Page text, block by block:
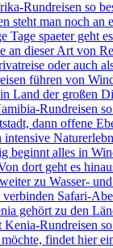
Rundreisen so
steht man noch
Tage spaeter geht
an dieser Art von
oder auch
führen von
Land der großen
Rundreisen
dann offene
intensive
beginnt alles in
dort geht es
zu Wasser-
Safari-
gehört zu den
Kenia-Rundreisen
findet hier